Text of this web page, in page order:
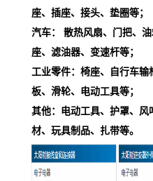
座、插座、接头、垫圈等；
汽车： 散热风扇、门把、
座、滤油器、变速杆等；
工业零件：椅座、自行车
板、滑轮、电动工具等；
其他：电动工具、护罩、
材、玩具制品、扎带等。